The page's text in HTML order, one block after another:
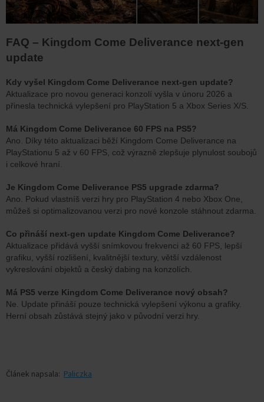
FAQ – Kingdom Come Deliverance next-gen
update
Kdy vyšel Kingdom Come Deliverance next-gen update?
Aktualizace pro novou generaci konzolí vyšla v únoru 2026 a
přinesla technická vylepšení pro PlayStation 5 a Xbox Series X/S.
Má Kingdom Come Deliverance 60 FPS na PS5?
Ano. Díky této aktualizaci běží Kingdom Come Deliverance na
PlayStationu 5 až v 60 FPS, což výrazně zlepšuje plynulost soubojů
i celkové hraní.
Je Kingdom Come Deliverance PS5 upgrade zdarma?
Ano. Pokud vlastníš verzi hry pro PlayStation 4 nebo Xbox One,
můžeš si optimalizovanou verzi pro nové konzole stáhnout zdarma.
Co přináší next-gen update Kingdom Come Deliverance?
Aktualizace přidává vyšší snímkovou frekvenci až 60 FPS, lepší
grafiku, vyšší rozlišení, kvalitnější textury, větší vzdálenost
vykreslování objektů a český dabing na konzolích.
Má PS5 verze Kingdom Come Deliverance nový obsah?
Ne. Update přináší pouze technická vylepšení výkonu a grafiky.
Herní obsah zůstává stejný jako v původní verzi hry.
Článek napsala: Paliczka